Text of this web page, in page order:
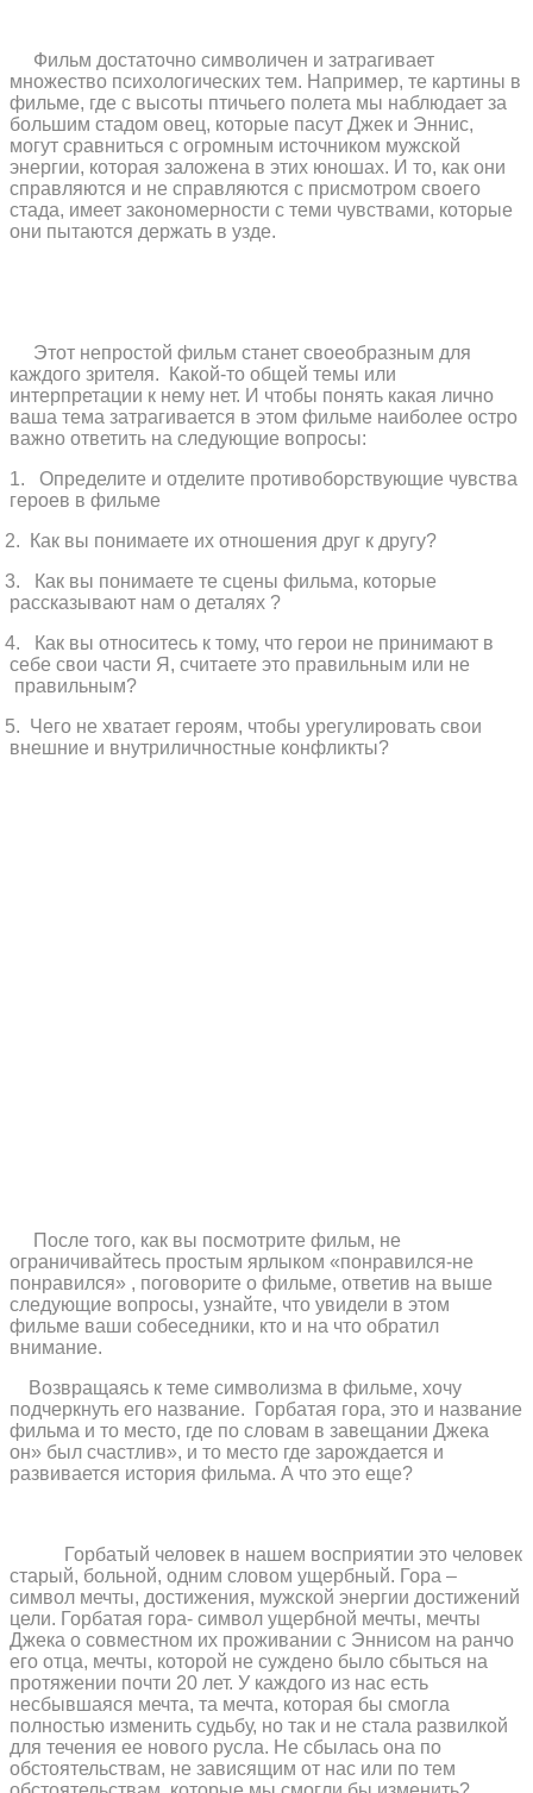
Фильм достаточно символичен и затрагивает
множество психологических тем. Например, те картины в
фильме, где с высоты птичьего полета мы наблюдает за
большим стадом овец, которые пасут Джек и Эннис,
могут сравниться с огромным источником мужской
энергии, которая заложена в этих юношах. И то, как они
справляются и не справляются с присмотром своего
стада, имеет закономерности с теми чувствами, которые
они пытаются держать в узде.
Этот непростой фильм станет своеобразным для
каждого зрителя.
Какой-то общей темы или
интерпретации к нему нет. И чтобы понять какая лично
ваша тема затрагивается в этом фильме наиболее остро
важно ответить на следующие вопросы:
1. Определите и отделите противоборствующие чувства
героев в фильме
2. Как вы понимаете их отношения друг к другу?
Как вы понимаете те сцены фильма, которые
рассказывают нам о деталях ?
4. Как вы относитесь к тому, что герои не принимают в
себе свои части Я, считаете это правильным или не
правильным?
не хватает героям, чтобы урегулировать свои
внешние и внутриличностные конфликты?
После того, как вы посмотрите фильм, не
ограничивайтесь простым ярлыком «понравился-не
понравился» , поговорите о фильме, ответив на выше
следующие вопросы, узнайте, что увидели в этом
фильме ваши собеседники, кто и на что обратил
внимание.
Возвращаясь к теме символизма в фильме, хочу
подчеркнуть его название.
Горбатая гора, это и название
фильма и то место, где по словам в завещании Джека
он» был счастлив», и то место где зарождается и
развивается история фильма. А что это еще?
Горбатый человек в нашем восприятии это человек
старый, больной, одним словом ущербный. Гора –
символ мечты, достижения, мужской энергии достижений
цели. Горбатая гора- символ ущербной мечты, мечты
Джека о совместном их проживании с Эннисом на ранчо
его отца, мечты, которой не суждено было сбыться на
протяжении почти 20 лет. У каждого из нас есть
несбывшаяся мечта, та мечта, которая бы смогла
полностью изменить судьбу, но так и не стала развилкой
для течения ее нового русла. Не сбылась она по
обстоятельствам, не зависящим от нас или по тем